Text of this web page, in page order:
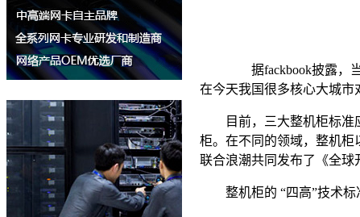
据fackbook披露，当时实
在今天我国很多核心大城市
目前，三大整机柜标准应
柜。在不同的领域，整机柜
联合浪潮共同发布了《全球
整机柜的 “四高”技术标